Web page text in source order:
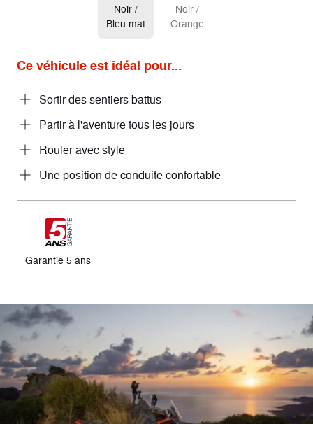
Ce véhicule est idéal pour...
Sortir des sentiers battus
Partir à l'aventure tous les jours
Rouler avec style
Une position de conduite confortable
Garantie 5 ans
Noir /
Bleu mat
Noir /
Orange